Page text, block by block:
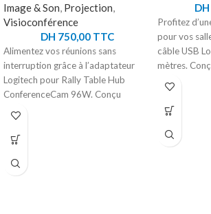
Image & Son, Projection,
Visioconférence
DH 750,00TTC
Alimentez vos réunions sans
interruption grâce à l’adaptateur
Logitech pour Rally Table Hub
ConferenceCam 96W. Conçu
alimentation stable et fiable, il
délivre une puissance de 96W et
garantissant des performances
DH
Profitez
pour vos
câble USB
mètres.
MeetUp, il
étendue